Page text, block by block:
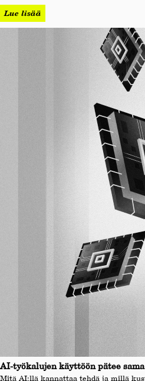
Lue lisää
AI-työkalujen käyttöön pätee
Mitä AI:llä kannattaa tehdä ja millä